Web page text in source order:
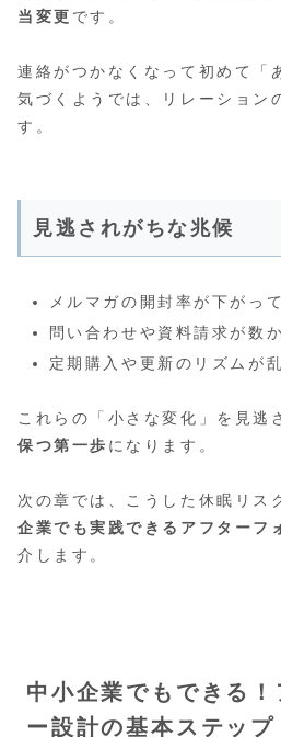
当変更 です。
連絡がつかなくなって初めて「
気づくようでは、リレーション
す。
見逃されがちな兆候
メルマガの開封率が下がっ
問い合わせや資料請求が数
定期購入や更新のリズムが
これらの「小さな変化」を見逃
保つ第一歩 になります。
次の章では、こうした休眠リス
企業でも実践できるアフターフ
介します。
中小企業でもできる！
ー設計の基本ステップ